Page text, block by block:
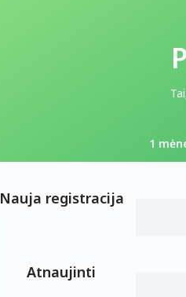
1
Nauja registracija
Atnaujinti